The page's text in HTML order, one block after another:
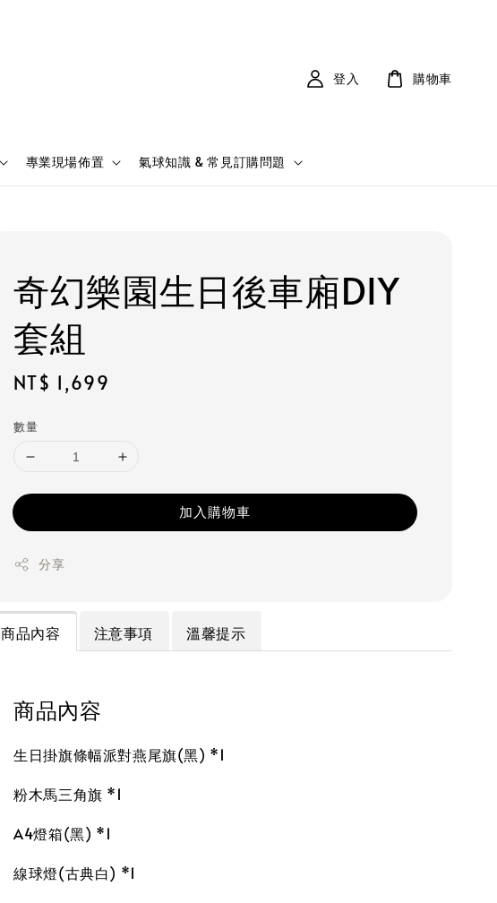
專業現場佈置 氣球知識 & 常見訂購問題
登入 購物車
奇幻樂園生日後車廂DIY
套組
Regular
NT$ 1,699
數量
加入購物車
分享
商品內容 注意事項 溫馨提示
商品內容
生日掛旗條幅派對燕尾旗(黑) *1
粉木馬三角旗 *1
A4燈箱(黑) *1
線球燈(古典白) *1